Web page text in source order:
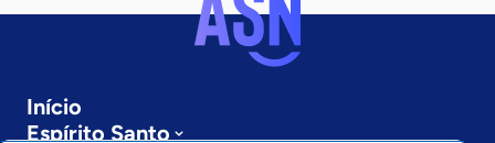
Início
Espírito Santo